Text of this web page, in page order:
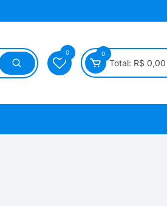
0 0
Total: R$ 0,00